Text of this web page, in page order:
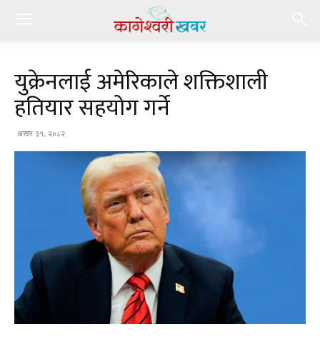
युक्रेनलाई अमेरिकाले शक्तिशाली
हतियार सहयोग गर्ने
असार ३१, २०८२